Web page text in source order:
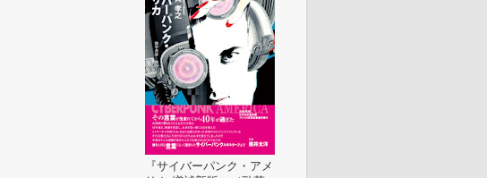
『サイバーパンク・アメ